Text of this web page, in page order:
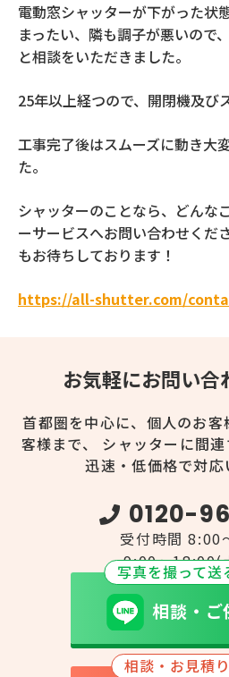
電動窓シャッターが下がった状
まったい、隣も調子が悪いので
と相談をいただきました。
25年以上経つので、開閉機及び
工事完了後はスムーズに動き大
た。
シャッターのことなら、どんな
ーサービスへお問い合わせくだ
もお待ちしております！
https://all-shutter.com/
お気軽にお問い合
首都圏を中心に、個人のお
客様まで、
シャッターに間
迅速・低価格で対応
0120-
受付時間 8:00
9:00～18:00(
写真を撮って送
相談・ご
相談・お見積